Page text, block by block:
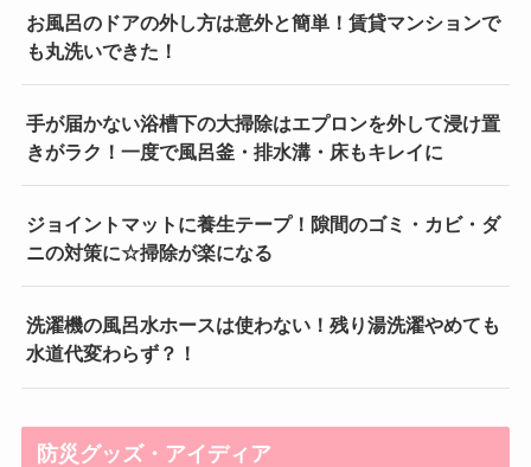
お風呂のドアの外し方は意外と簡単！賃貸マンションで
も丸洗いできた！
手が届かない浴槽下の大掃除はエプロンを外して浸け置
きがラク！一度で風呂釜・排水溝・床もキレイに
ジョイントマットに養生テープ！隙間のゴミ・カビ・ダ
ニの対策に☆掃除が楽になる
洗濯機の風呂水ホースは使わない！残り湯洗濯やめても
水道代変わらず？！
防災グッズ・アイディア